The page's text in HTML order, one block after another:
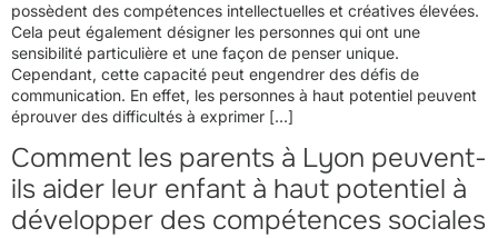
possèdent des compétences intellectuelles et créatives élevées.
Cela peut également désigner les personnes qui ont une
sensibilité particulière et une façon de penser unique.
Cependant, cette capacité peut engendrer des défis de
communication. En effet, les personnes à haut potentiel peuvent
éprouver des difficultés à exprimer […]
Comment les parents à Lyon peuvent-
ils aider leur enfant à haut potentiel à
développer des compétences sociales